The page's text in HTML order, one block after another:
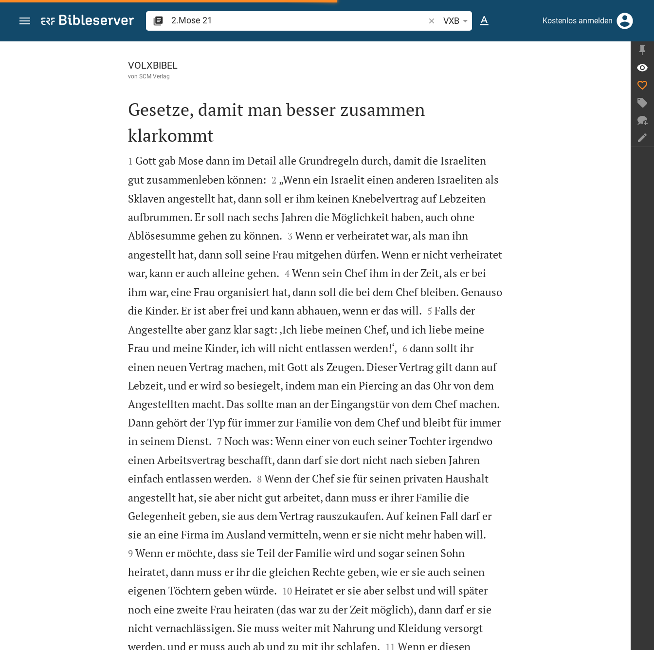
Zum Inhalt springen
Bibelstelle oder Begriff suchen
VXB Kostenlos anmelden
2.Mose 21
VOLXBIBEL
von SCM Verlag

Gesetze, damit man besser zusammen
klarkommt

1 Gott gab Mose dann im Detail alle Grundregeln durch, damit die Israeliten
gut zusammenleben können:
2 „Wenn ein Israelit einen anderen Israeliten als
Sklaven angestellt hat, dann soll er ihm keinen Knebelvertrag auf Lebzeiten
aufbrummen. Er soll nach sechs Jahren die Möglichkeit haben, auch ohne
Ablösesumme gehen zu können.
3 Wenn er verheiratet war, als man ihn
angestellt hat, dann soll seine Frau mitgehen dürfen. Wenn er nicht verheiratet
war, kann er auch alleine gehen.
4 Wenn sein Chef ihm in der Zeit, als er bei
ihm war, eine Frau organisiert hat, dann soll die bei dem Chef bleiben. Genauso
die Kinder. Er ist aber frei und kann abhauen, wenn er das will.
5 Falls der
Angestellte aber ganz klar sagt: ‚Ich liebe meinen Chef, und ich liebe meine
Frau und meine Kinder, ich will nicht entlassen werden!‘,
6 dann sollt ihr
einen neuen Vertrag machen, mit Gott als Zeugen. Dieser Vertrag gilt dann auf
Lebzeit, und er wird so besiegelt, indem man ein Piercing an das Ohr von dem
Angestellten macht. Das sollte man an der Eingangstür von dem Chef machen.
Dann gehört der Typ für immer zur Familie von dem Chef und bleibt für immer
in seinem Dienst.
7 Noch was: Wenn einer von euch seiner Tochter irgendwo
einen Arbeitsvertrag beschafft, dann darf sie dort nicht nach sieben Jahren
einfach entlassen werden.
8 Wenn der Chef sie für seinen privaten Haushalt
angestellt hat, sie aber nicht gut arbeitet, dann muss er ihrer Familie die
Gelegenheit geben, sie aus dem Vertrag rauszukaufen. Auf keinen Fall darf er
sie an eine Firma im Ausland vermitteln, wenn er sie nicht mehr haben will.
9 Wenn er möchte, dass sie Teil der Familie wird und sogar seinen Sohn
heiratet, dann muss er ihr die gleichen Rechte geben, wie er sie auch seinen
eigenen Töchtern geben würde.
10 Heiratet er sie aber selbst und will später
noch eine zweite Frau heiraten (das war zu der Zeit möglich), dann darf er sie
nicht vernachlässigen. Sie muss weiter mit Nahrung und Kleidung versorgt
werden, und er muss auch ab und zu mit ihr schlafen.
11 Wenn er diesen